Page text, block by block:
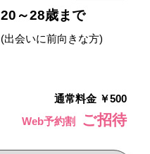
20～28歳まで
(出会いに前向きな方)
通常料金 ￥500
Web予約割
ご招待